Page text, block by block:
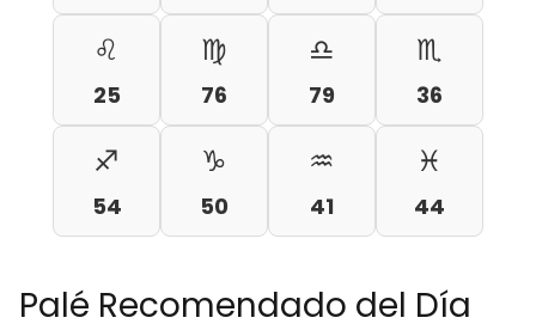
♌
25
♍
76
♎
79
♏
36
♐
54
♑
50
♒
41
♓
44
Palé Recomendado del Día